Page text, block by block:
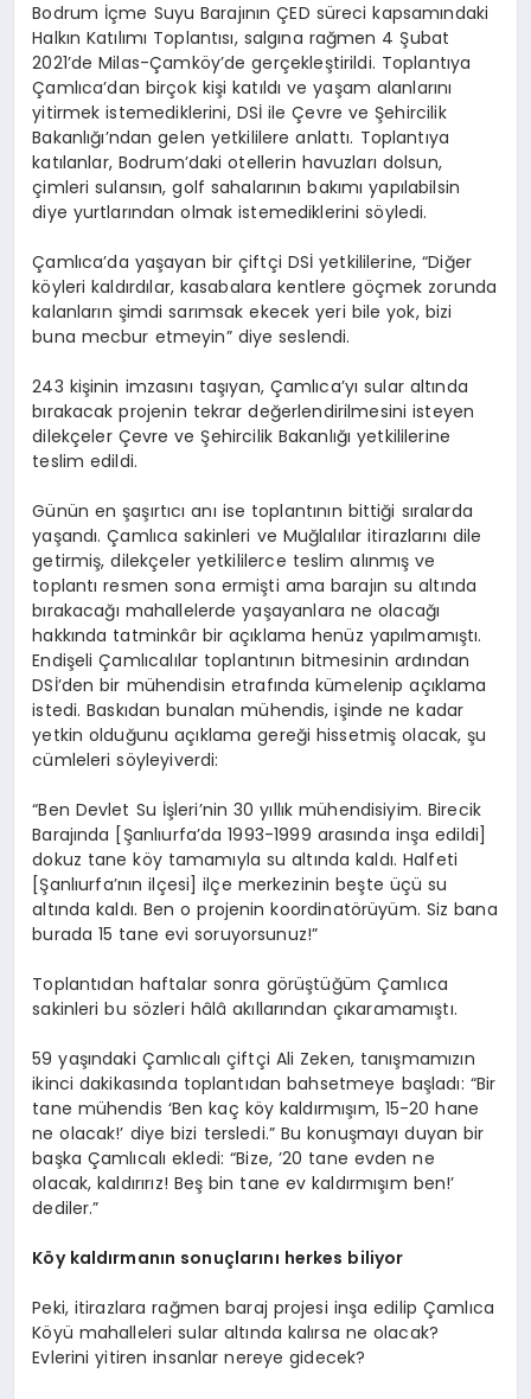
Bodrum İçme Suyu Barajının ÇED süreci kapsamındaki
Halkın Katılımı Toplantısı, salgına rağmen 4 Şubat
2021’de Milas-Çamköy’de gerçekleştirildi. Toplantıya
Çamlıca’dan birçok kişi katıldı ve yaşam alanlarını
yitirmek istemediklerini, DSİ ile Çevre ve Şehircilik
Bakanlığı’ndan gelen yetkililere anlattı. Toplantıya
katılanlar, Bodrum’daki otellerin havuzları dolsun,
çimleri sulansın, golf sahalarının bakımı yapılabilsin
diye yurtlarından olmak istemediklerini söyledi.
Çamlıca’da yaşayan bir çiftçi DSİ yetkililerine, “Diğer
köyleri kaldırdılar, kasabalara kentlere göçmek zorunda
kalanların şimdi sarımsak ekecek yeri bile yok, bizi
buna mecbur etmeyin” diye seslendi.
243 kişinin imzasını taşıyan, Çamlıca’yı sular altında
bırakacak projenin tekrar değerlendirilmesini isteyen
dilekçeler Çevre ve Şehircilik Bakanlığı yetkililerine
teslim edildi.
Günün en şaşırtıcı anı ise toplantının bittiği sıralarda
yaşandı. Çamlıca sakinleri ve Muğlalılar itirazlarını dile
getirmiş, dilekçeler yetkililerce teslim alınmış ve
toplantı resmen sona ermişti ama barajın su altında
bırakacağı mahallelerde yaşayanlara ne olacağı
hakkında tatminkâr bir açıklama henüz yapılmamıştı.
Endişeli Çamlıcalılar toplantının bitmesinin ardından
DSİ’den bir mühendisin etrafında kümelenip açıklama
istedi. Baskıdan bunalan mühendis, işinde ne kadar
yetkin olduğunu açıklama gereği hissetmiş olacak, şu
cümleleri söyleyiverdi:
“Ben Devlet Su İşleri’nin 30 yıllık mühendisiyim. Birecik
Barajında [Şanlıurfa’da 1993-1999 arasında inşa edildi]
dokuz tane köy tamamıyla su altında kaldı. Halfeti
[Şanlıurfa’nın ilçesi] ilçe merkezinin beşte üçü su
altında kaldı. Ben o projenin koordinatörüyüm. Siz bana
burada 15 tane evi soruyorsunuz!”
Toplantıdan haftalar sonra görüştüğüm Çamlıca
sakinleri bu sözleri hâlâ akıllarından çıkaramamıştı.
59 yaşındaki Çamlıcalı çiftçi Ali Zeken, tanışmamızın
ikinci dakikasında toplantıdan bahsetmeye başladı: “Bir
tane mühendis ‘Ben kaç köy kaldırmışım, 15-20 hane
ne olacak!’ diye bizi tersledi.” Bu konuşmayı duyan bir
başka Çamlıcalı ekledi: “Bize, ’20 tane evden ne
olacak, kaldırırız! Beş bin tane ev kaldırmışım ben!’
dediler.”
Köy kaldırmanın sonuçlarını herkes biliyor
Peki, itirazlara rağmen baraj projesi inşa edilip Çamlıca
Köyü mahalleleri sular altında kalırsa ne olacak?
Evlerini yitiren insanlar nereye gidecek?